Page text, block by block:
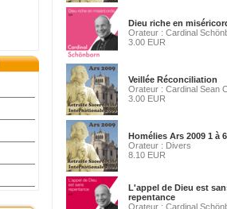
Dieu riche en
Orateur : Cardinal
3.00 EUR
Veillée Réconciliation
Orateur : Cardinal Sean
3.00 EUR
Homélies Ars 2009 1 à 6
Orateur : Divers
8.10 EUR
L'appel de Dieu est
repentance
Orateur : Cardinal